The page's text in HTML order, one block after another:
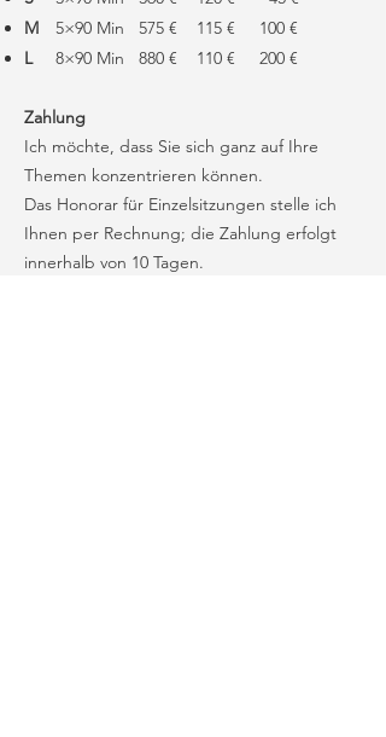
M
5×90 Min 575 € 115 € 100 €
L
8×90 Min 880 € 110 € 200 €
Zahlung
Ich möchte, dass Sie sich ganz auf Ihre
Themen konzentrieren können.
Das Honorar für Einzelsitzungen stelle ich
Ihnen per Rechnung; die Zahlung erfolgt
innerhalb von 10 Tagen.